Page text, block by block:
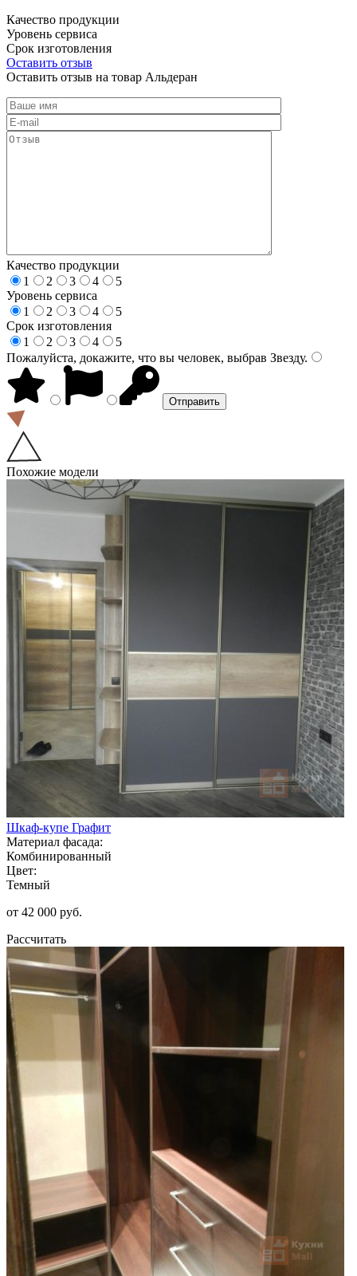
Качество продукции
Уровень сервиса
Срок изготовления
Оставить отзыв
Оставить отзыв на товар Альдеран
Качество продукции
1
2 3 4
5
Уровень сервиса
1
2 3 4
5
Срок изготовления
1
2 3 4
5
Пожалуйста, докажите, что вы человек, выбрав Звезду.
Похожие модели
Шкаф-купе Графит
Материал фасада:
Комбинированный
Цвет:
Темный
от 42 000 руб.
Рассчитать